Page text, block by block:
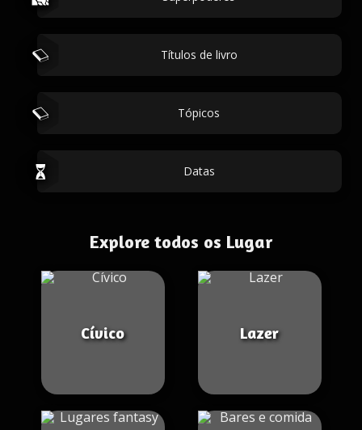
Títulos de livro
Tópicos
Datas
Explore todos os Lugar
Cívico Lazer